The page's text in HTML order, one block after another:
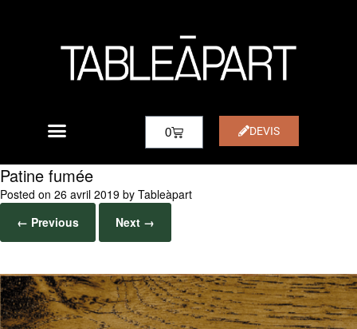
0 DEVIS
Patine fumée
Posted on 26 avril 2019 by Tableàpart
← Previous
Next →